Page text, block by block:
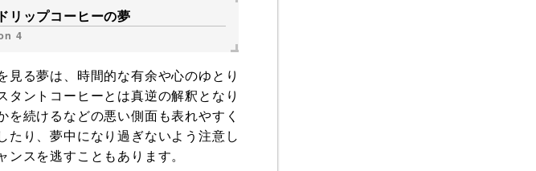
リップコーヒーの夢
る夢は、時間的な有余や心のゆとり
ントコーヒーとは真逆の解釈となり
続けるなどの悪い側面も表れやすく
たり、夢中になり過ぎないよう注意し
スを逃すこともあります。